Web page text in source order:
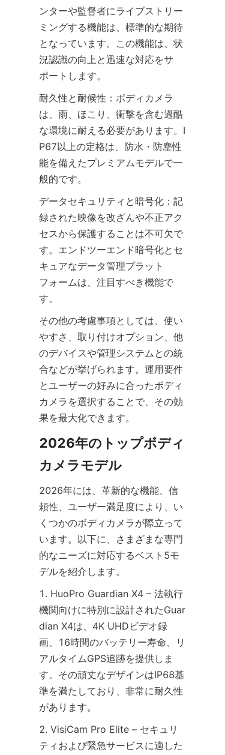
ンターや監督者にライブストリー
ミングする機能は、標準的な期待
となっています。この機能は、状
況認識の向上と迅速な対応をサ
耐久性と耐候性：ボディカメラ
は、雨、ほこり、衝撃を含む過酷
な環境に耐える必要があります。I
P67以上の定格は、防水・防塵性
能を備えたプレミアムモデルで一
データセキュリティと暗号化：記
録された映像を改ざんや不正アク
セスから保護することは不可欠で
す。エンドツーエンド暗号化とセ
キュアなデータ管理プラット
フォームは、注目すべき機能で
その他の考慮事項としては、使い
やすさ、取り付けオプション、他
のデバイスや管理システムとの統
合などが挙げられます。運用要件
とユーザーの好みに合ったボディ
カメラを選択することで、その効
2026年のトップボディ
2026年には、革新的な機能、信
頼性、ユーザー満足度により、い
くつかのボディカメラが際立って
います。以下に、さまざまな専門
的なニーズに対応するベスト5モ
1. HuoPro Guardian X4 – 法執行
機関向けに特別に設計されたGuar
dian X4は、4K UHDビデオ録
画、16時間のバッテリー寿命、リ
アルタイムGPS追跡を提供しま
す。その頑丈なデザインはIP68基
準を満たしており、非常に耐久性
2. VisiCam Pro Elite – セキュリ
ティおよび緊急サービスに適した